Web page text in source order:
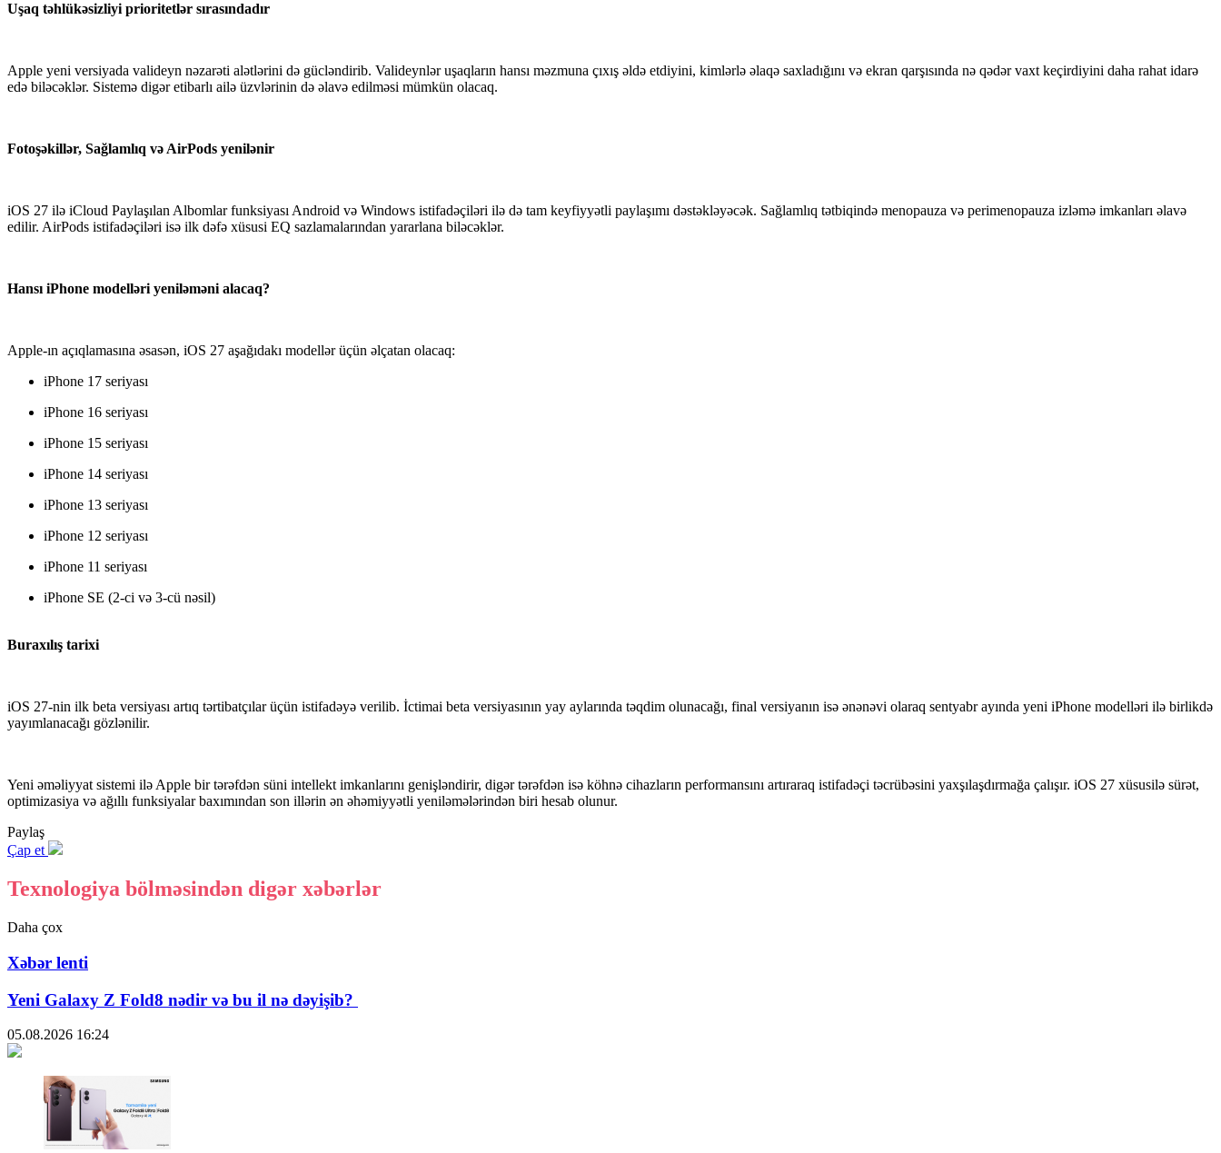
Uşaq təhlükəsizliyi prioritetlər sırasındadır
Apple yeni versiyada valideyn nəzarəti alətlərini də gücləndirib. Valideynlər uşaqların hansı məzmuna çıxış əldə etdiyini, kimlərlə əlaqə saxladığını və ekran qarşısında nə qədər vaxt keçirdiyini daha rahat idarə
edə biləcəklər. Sistemə digər etibarlı ailə üzvlərinin də əlavə edilməsi mümkün olacaq.
Fotoşəkillər, Sağlamlıq və AirPods yenilənir
iOS 27 ilə iCloud Paylaşılan Albomlar funksiyası Android və Windows istifadəçiləri ilə də tam keyfiyyətli paylaşımı dəstəkləyəcək. Sağlamlıq tətbiqində menopauza və perimenopauza izləmə imkanları əlavə
edilir. AirPods istifadəçiləri isə ilk dəfə xüsusi EQ sazlamalarından yararlana biləcəklər.
Hansı iPhone modelləri yeniləməni alacaq?
Apple-ın açıqlamasına əsasən, iOS 27 aşağıdakı modellər üçün əlçatan olacaq:
iPhone 17 seriyası
iPhone 16 seriyası
iPhone 15 seriyası
iPhone 14 seriyası
iPhone 13 seriyası
iPhone 12 seriyası
iPhone 11 seriyası
iPhone SE (2-ci və 3-cü nəsil)
Buraxılış tarixi
iOS 27-nin ilk beta versiyası artıq tərtibatçılar üçün istifadəyə verilib. İctimai beta versiyasının yay aylarında təqdim olunacağı, final versiyanın isə ənənəvi olaraq sentyabr ayında yeni iPhone modelləri ilə birlikdə
yayımlanacağı gözlənilir.
Yeni əməliyyat sistemi ilə Apple bir tərəfdən süni intellekt imkanlarını genişləndirir, digər tərəfdən isə köhnə cihazların performansını artıraraq istifadəçi təcrübəsini yaxşılaşdırmağa çalışır. iOS 27 xüsusilə sürət,
optimizasiya və ağıllı funksiyalar baxımından son illərin ən əhəmiyyətli yeniləmələrindən biri hesab olunur.
Paylaş
Çap et
Texnologiya bölməsindən digər xəbərlər
Daha çox
Xəbər lenti
Yeni Galaxy Z Fold8 nədir və bu il nə dəyişib?
05.08.2026 16:24